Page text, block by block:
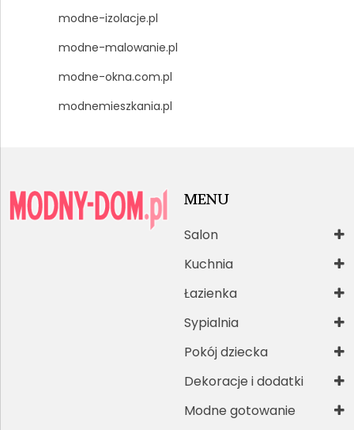
modne-izolacje.pl
modne-malowanie.pl
modne-okna.com.pl
modnemieszkania.pl
MENU
Salon
Kuchnia
Łazienka
Sypialnia
Pokój dziecka
Dekoracje i dodatki
Modne gotowanie